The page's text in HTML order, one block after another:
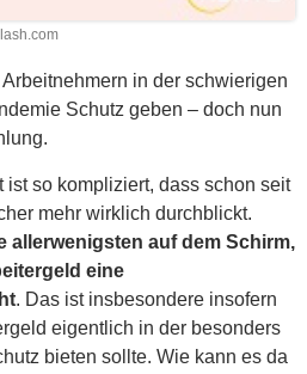
in der schwierigen
Schutz geben – doch nun
ist so kompliziert, dass schon seit
mehr wirklich durchblickt.
allerwenigsten auf dem Schirm,
eine
. Das ist insbesondere insofern
eigentlich in der besonders
bieten sollte. Wie kann es da